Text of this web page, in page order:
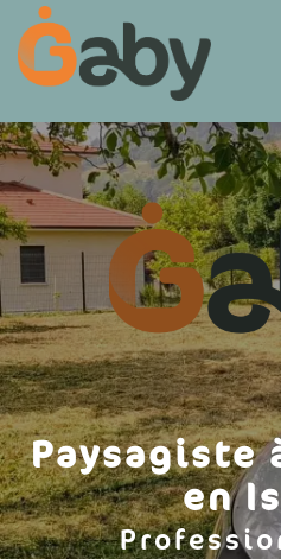
Paysagiste
en